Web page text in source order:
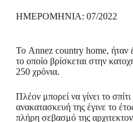
ΗΜΕΡΟΜΗΝΙΑ: 07/2022
Το Annez country home, ήταν
το οποίο βρίσκεται στην
250 χρόνια.
Πλέον μπορεί να γίνει το
ανακατασκευή της έγινε το
πλήρη σεβασμό της